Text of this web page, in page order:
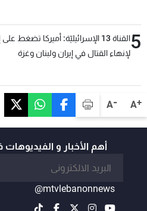
A+
A-
5
القناة 13 الإسرائيليّة: أميركا تضغط
لإنهاء القتال في إيران ولبنان وغزة
أهم الأخبار و الفيديوهات
@mtvlebanonnews